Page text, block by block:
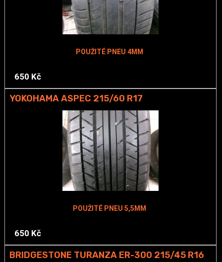
POUŽITÉ PNEU 4MM
650 Kč
YOKOHAMA ASPEC 215/60 R17
POUŽITÉ PNEU 5,5MM
650 Kč
BRIDGESTONE TURANZA ER-300 215/45 R16